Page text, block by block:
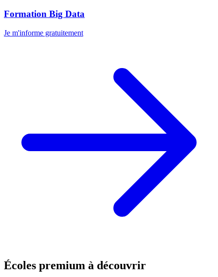
Formation Big Data
Je m'informe gratuitement
Écoles premium à découvrir